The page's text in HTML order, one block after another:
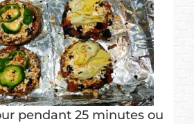
pendant 25 minutes ou